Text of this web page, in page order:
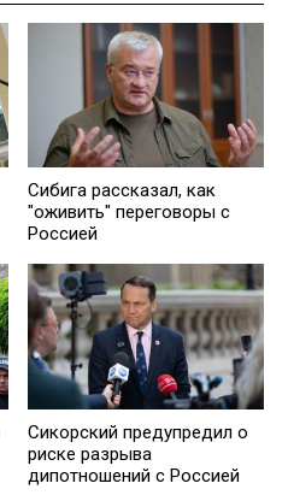
Сибига рассказал, как
"оживить" переговоры с
Россией
Сикорский предупредил о
риске разрыва
дипотношений с Россией